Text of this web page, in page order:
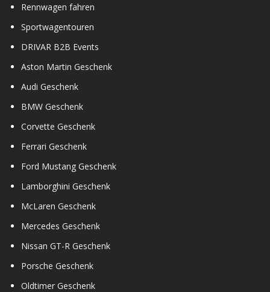
Rennwagen fahren
Sportwagentouren
DRIVAR B2B Events
Aston Martin Geschenk
Audi Geschenk
BMW Geschenk
Corvette Geschenk
Ferrari Geschenk
Ford Mustang Geschenk
Lamborghini Geschenk
McLaren Geschenk
Mercedes Geschenk
Nissan GT-R Geschenk
Porsche Geschenk
Oldtimer Geschenk